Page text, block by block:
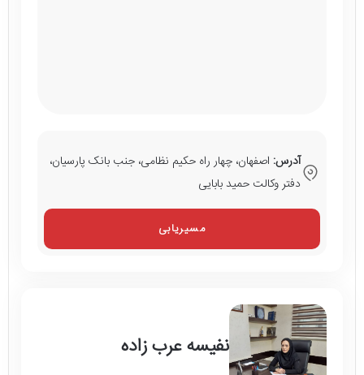
آدرس: اصفهان، چهار راه حکیم نظامی، جنب بانک پارسیان،
دفتر وکالت حمید بابایی
مسیریابی
نفیسه عرب زاده